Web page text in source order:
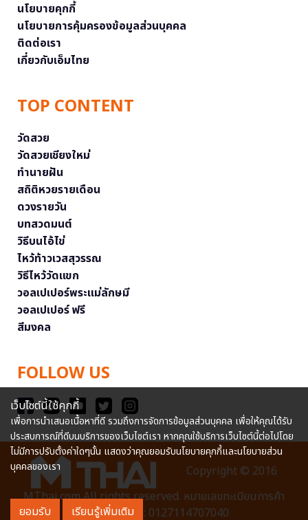
นโยบายคุกกี้
นโยบายการคุ้มครองข้อมูลส่วนบุคคล
ติดต่อเรา
เกี่ยวกับเอ็มไทย
TOP CONTENT
วัดสวย
วัดสวยเชียงใหม่
ทำนายฝัน
สถิติหวยรายเดือน
ดวงรายวัน
บทสวดมนต์
วิธีบนไอ้ไข่
ไหว้ท้าวเวสสุวรรณ
วิธีไหว้วัดแขก
วอลเปเปอร์พระแม่ลักษมี
วอลเปเปอร์ ฟรี
สีมงคล
FOLLOW US
Copyright © 2016
MThai.com All rights reserved. หมายเลขทะเบียนการค้า
อิเล็กทรอนิกส์ : 0127114707040
เว็บไซต์นี้ใช้คุกกี้
เพื่อการนำเสนอเนื้อหาที่ดี รวมถึงการจัดการข้อมูลส่วนบุคคล เพื่อให้คุณได้รับ
ประสบการณ์ที่ดีบนบริการของเว็บไซต์เรา หากคุณใช้บริการเว็บไซต์นี้ต่อไปโดย
ไม่มีการปรับตั้งค่าใดๆนั้น แสดงว่าคุณยอมรับนโยบายคุกกี้และนโยบายส่วน
บุคคลของเรา
ยอมรับ เรียนรู้เพิ่มเติม